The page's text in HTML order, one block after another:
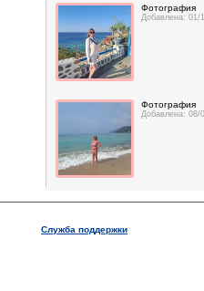
Фотография
Добавлена: 01/
Фотография
Добавлена: 08/
Служба поддержки